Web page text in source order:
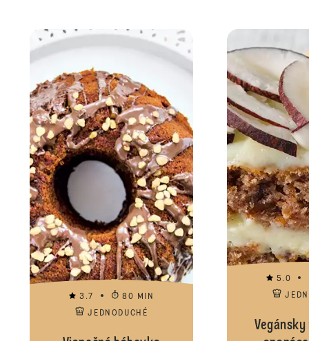
3.7
80 MIN
JEDNODUCHÉ
5.0